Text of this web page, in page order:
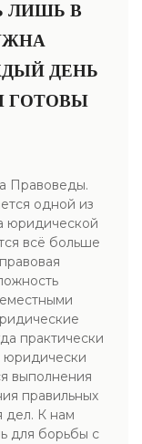
ЛИШЬ В
ДЕНЬ
ГОТОВЫ
Правоведы.
одной из
юридической
всё больше
практически
юридически
выполнения
правильных
дел. К нам
для борьбы с